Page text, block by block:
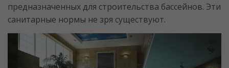
предназначенных для строительства бассейнов. Эти
санитарные нормы не зря существуют.